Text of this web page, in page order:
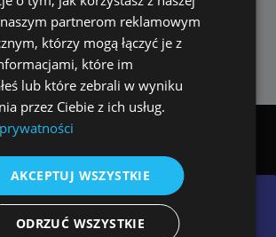
ręki z ALLPlayer Radio –
na Ciebie świat muzyki!
się na newsletter ALLPlayera?
partnerom reklamowym
którzy mogą łączyć je z
które im
lub które zebrali w wyniku
przez Ciebie z ich usług.
AKCEPTUJ WSZYSTKIE
ODRZUĆ WSZYSTKIE